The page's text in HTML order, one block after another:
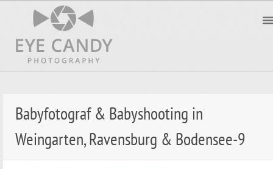
Babyfotograf & Babyshooting in
Weingarten, Ravensburg & Bodensee-9